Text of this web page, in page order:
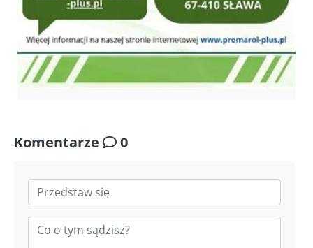
Komentarze 0